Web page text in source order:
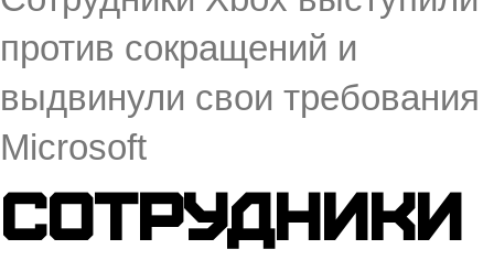
против сокращений и
выдвинули свои требования
Microsoft
Сотрудники